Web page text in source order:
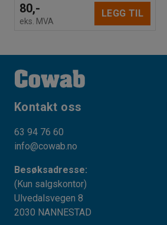
80,-
eks. MVA
LEGG TIL
Kontakt oss
63 94 76 60
info@cowab.no
Besøksadresse:
(Kun salgskontor)
Ulvedalsvegen 8
2030 NANNESTAD